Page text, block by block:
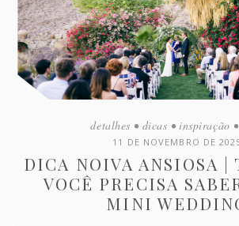
detalhes • dicas • inspiração •
11 DE NOVEMBRO DE
DICA NOIVA ANSIOSA |
VOCÊ PRECISA
MINI